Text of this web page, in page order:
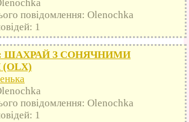
повідомлення: Olenochka
1
ШАХРАЙ З СОНЯЧНИМИ
повідомлення: Olenochka
1